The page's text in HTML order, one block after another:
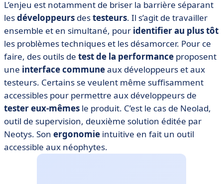
L’enjeu est notamment de briser la barrière séparant
lesdéveloppeurs destesteurs. Il s’agit de travailler
ensemble et en simultané, pour identifier au plus tôt
les problèmes techniques et les désamorcer. Pour ce
faire, des outils de test de la performance proposent
une interface communeaux développeurs et aux
testeurs. Certains se veulent même suffisamment
accessibles pour permettre aux développeurs de
tester eux-mêmes le produit. C’est le cas de Neolad,
outil de supervision, deuxième solution éditée par
Neotys. Son ergonomie intuitive en fait un outil
accessible aux néophytes.